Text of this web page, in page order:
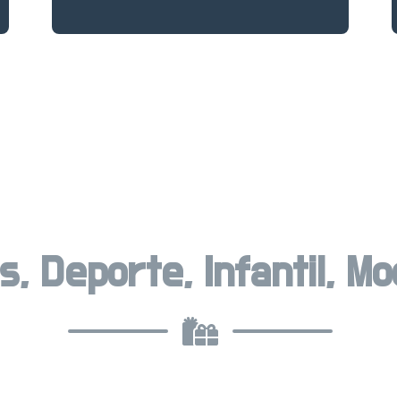
Deporte, Infantil,